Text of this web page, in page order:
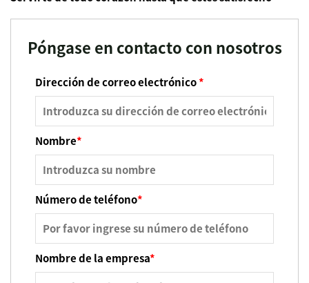
Póngase en contacto con nosotros
Dirección de correo electrónico*
Nombre*
Número de teléfono*
Nombre de la empresa*